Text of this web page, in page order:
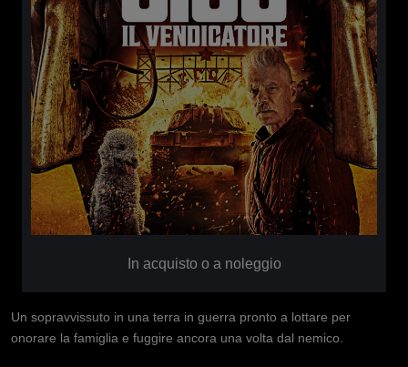
In acquisto o a noleggio
Un sopravvissuto in una terra in guerra pronto a lottare per
onorare la famiglia e fuggire ancora una volta dal nemico.